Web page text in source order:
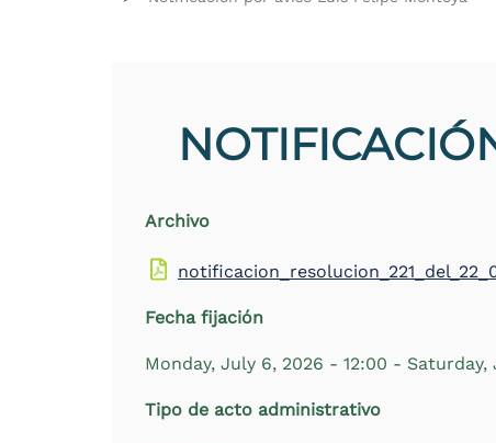
Archivo
Fecha fijación
Monday, July 6, 2026 - 12:00 - Saturday,
Tipo de acto administrativo